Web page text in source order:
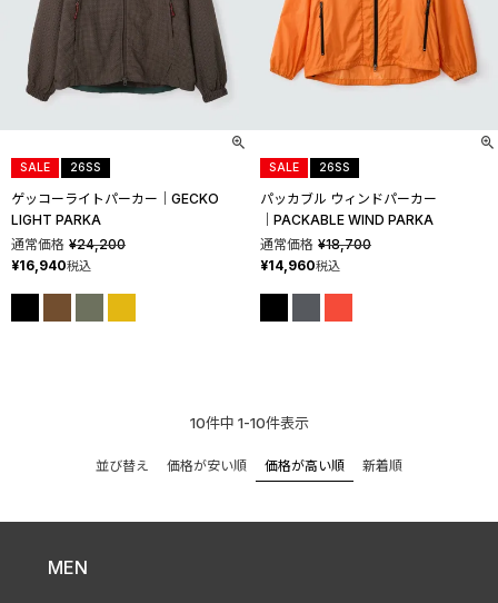
ゲッコーライトパーカー│GECKO
LIGHT PARKA
SALE 26SS
通常価格 ¥24,200
¥16,940税込
パッカブル ウィンドパーカー
│PACKABLE WIND PARKA
SALE 26SS
通常価格 ¥18,700
¥14,960税込
並び替え 価格が安い順 価格が高い順 新着順
10件中 1-10件表示
MEN